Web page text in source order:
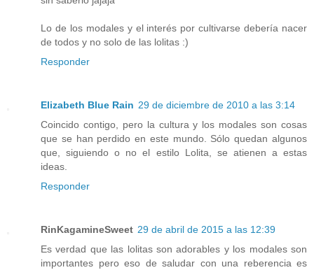
Lo de los modales y el interés por cultivarse debería nacer
de todos y no solo de las lolitas :)
Responder
Elizabeth Blue Rain 29 de diciembre de 2010 a las 3:14
Coincido contigo, pero la cultura y los modales son cosas
que se han perdido en este mundo. Sólo quedan algunos
que, siguiendo o no el estilo Lolita, se atienen a estas
ideas.
Responder
RinKagamineSweet 29 de abril de 2015 a las 12:39
Es verdad que las lolitas son adorables y los modales son
importantes pero eso de saludar con una reberencia es